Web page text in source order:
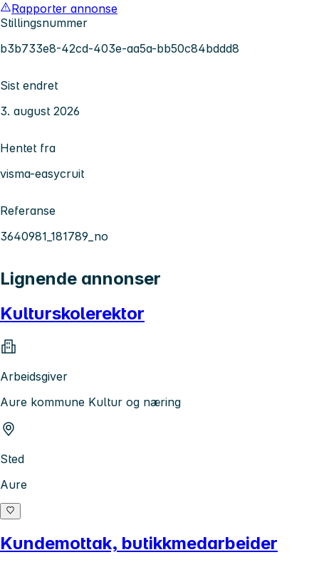
Rapporter annonse
Stillingsnummer
b3b733e8-42cd-403e-aa5a-bb50c84bddd8
Sist endret
3. august 2026
Hentet fra
visma-easycruit
Referanse
3640981_181789_no
Lignende annonser
Kulturskolerektor
Arbeidsgiver
Aure kommune Kultur og næring
Sted
Aure
Kundemottak, butikkmedarbeider